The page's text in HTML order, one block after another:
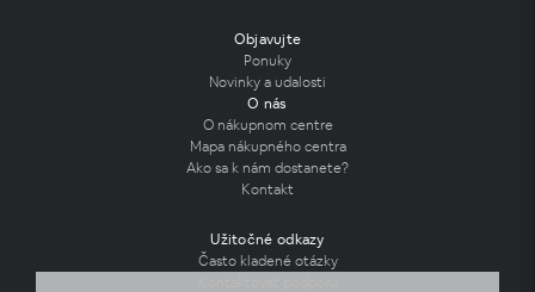
Objavujte
Ponuky
Novinky a udalosti
O nás
O nákupnom centre
Mapa nákupného centra
Ako sa k nám dostanete?
Kontakt
Užitočné odkazy
Často kladené otázky